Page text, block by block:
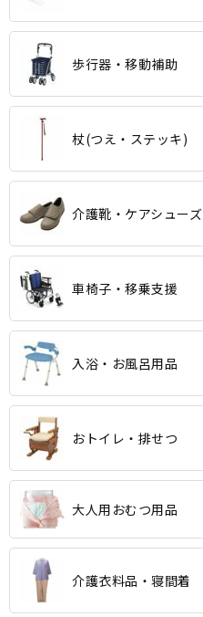
歩行器・移動補助
杖(つえ・ステッキ)
介護靴・ケアシューズ
車椅子・移乗支援
入浴・お風呂用品
おトイレ・排せつ
大人用おむつ用品
介護衣料品・寝間着